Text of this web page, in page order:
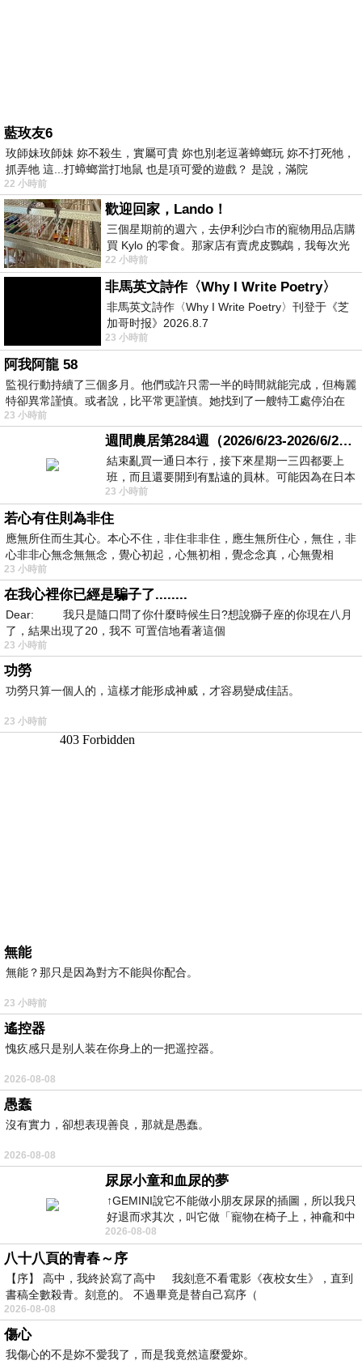
藍玫友6
玫師妹玫師妹 妳不殺生，實屬可貴 妳也別老逗著蟑螂玩 妳不打死牠，
抓弄牠 這...打蟑螂當打地鼠 也是項可愛的遊戲？ 是說，滿院
22 小時前
歡迎回家，Lando！
三個星期前的週六，去伊利沙白市的寵物用品店購
買 Kylo 的零食。那家店有賣虎皮鸚鵡，我每次光
顧都會去看一下。他們偶爾會引進 C
22 小時前
非馬英文詩作〈Why I Write Poetry〉
非馬英文詩作〈Why I Write Poetry〉刊登于《芝
加哥时报》2026.8.7
23 小時前
阿我阿龍 58
監視行動持續了三個多月。他們或許只需一半的時間就能完成，但梅麗
特卻異常謹慎。或者說，比平常更謹慎。她找到了一艘特工處停泊在
23 小時前
週間農居第284週（2026/6/23-2026/6/24) 夏至 金黃稻浪洋溢豐收喜悅
結束亂買一通日本行，接下來星期一三四都要上
班，而且還要開到有點遠的員林。可能因為在日本
花不少錢，星期一出門上班時，心裡沒有一
23 小時前
若心有住則為非住
應無所住而生其心。本心不住，非住非非住，應生無所住心，無住，非
心非非心無念無無念，覺心初起，心無初相，覺念念真，心無覺相
23 小時前
在我心裡你已經是騙子了........
Dear: 我只是隨口問了你什麼時候生日?想說獅子座的你現在八月
了，結果出現了20，我不 可置信地看著這個
23 小時前
功勞
功勞只算一個人的，這樣才能形成神威，才容易變成佳話。
23 小時前
無能
無能？那只是因為對方不能與你配合。
23 小時前
遙控器
愧疚感只是别人装在你身上的一把遥控器。
2026-08-08
愚蠢
沒有實力，卻想表現善良，那就是愚蠢。
2026-08-08
尿尿小童和血尿的夢
↑GEMINI說它不能做小朋友尿尿的插圖，所以我只
好退而求其次，叫它做「寵物在椅子上，神龕和中
年人臉孔」的畫了。 六月底
2026-08-08
八十八頁的青春～序
【序】 高中，我終於寫了高中 我刻意不看電影《夜校女生》，直到
書稿全數殺青。刻意的。 不過畢竟是替自己寫序（
2026-08-08
傷心
我傷心的不是妳不愛我了，而是我竟然這麼愛妳。